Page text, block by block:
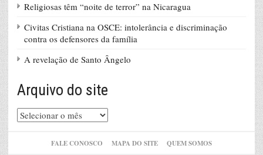
Religiosas têm “noite de terror” na Nicaragua
Civitas Cristiana na OSCE: intolerância e discriminação
contra os defensores da família
A revelação de Santo Ângelo
Arquivo do site
Arquivo
do
FALE CONOSCO MAPA DO SITE QUEM SOMOS